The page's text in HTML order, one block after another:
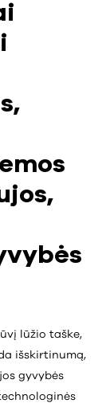
lūžio taške,
išskirtinumą,
gyvybės